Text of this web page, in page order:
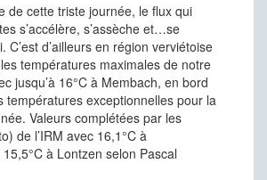
de cette triste journée, le flux qui
s’accélère, s’assèche et…se
C’est d’ailleurs en région verviétoise
températures maximales de notre
jusqu’à 16°C à Membach, en bord
températures exceptionnelles pour la
Valeurs complétées par les
de l’IRM avec 16,1°C à
à Lontzen selon Pascal